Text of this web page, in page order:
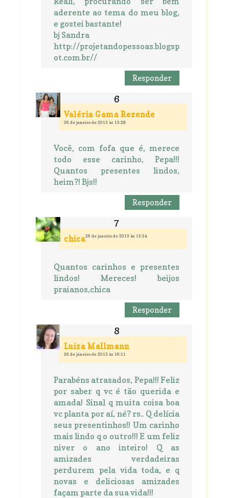
aderente ao tema do meu blog,
e gostei bastante!
bj Sandra
http://projetandopessoas.blogsp
ot.com.br//
Responder
Valéria Gama Rezende
26 de janeiro de 2013 às 15:28
Você, com fofa que é, merece
todo esse carinho, Pepa!!!
Quantos presentes lindos,
heim?! Bjs!!
Responder
chica26 de janeiro de 2013 às 15:34
Quantos carinhos e presentes
lindos! Mereces! beijos
praianos,chica
Responder
Luiza Mallmann
26 de janeiro de 2013 às 16:11
Parabéns atrasados, Pepa!!! Feliz
por saber q vc é tão querida e
amada! Sinal q muita coisa boa
vc planta por aí, né? rs.. Q delícia
seus presentinhos!! Um carinho
mais lindo q o outro!!! E um feliz
niver o ano inteiro! Q as
amizades verdadeiras
perdurem pela vida toda, e q
novas e deliciosas amizades
façam parte da sua vida!!!